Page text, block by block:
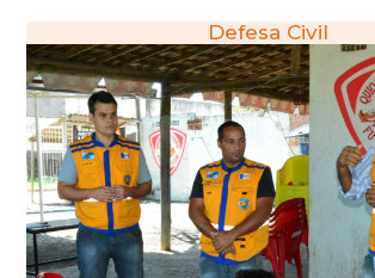
Defesa Civil